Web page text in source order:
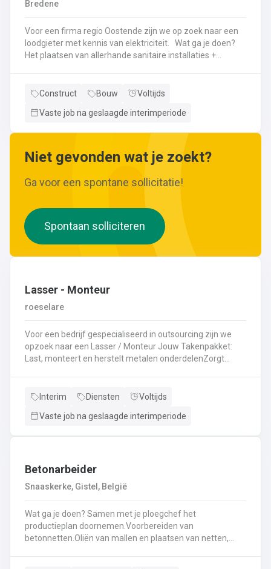
wijzigingen aan leidingen aanbrengen.Werken met
Bredene
Voor een firma regio Oostende zijn we op zoek naar een
loodgieter met kennis van elektriciteit. Wat ga je doen?
Het plaatsen van allerhande sanitaire installaties +
sanitaire toestellenBij Klanten herstellingen gaan
Neem gerust de vacature even door! Indien je nog vragen
Construct Bouw
Voltijds
Vaste job na geslaagde interimperiode
Niet gevonden wat je zoekt?
Ga voor een spontane sollicitatie!
Spontaan solliciteren
Lasser - Monteur
roeselare
Voor een bedrijf gespecialiseerd in outsourcing zijn we
opzoek naar een Lasser / Monteur Jouw Takenpakket:
Last, monteert en herstelt metalen onderdelenZorgt
gemakBepaalt en past de juiste lastechniek toe
kwaliteitsgericht volgens veiligheidsvoorschriftenDraagt
Interim Diensten
Voltijds
Vaste job na geslaagde interimperiode
Betonarbeider
Snaaskerke, Gistel, België
Wat ga je doen? Samen met je ploegchef het
productieplan doornemen.Voorbereiden van
betonnetten.Oliën van mallen en plaatsen van netten,